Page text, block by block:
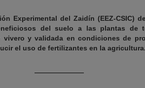
Experimental del Zaidín (EEZ-CSIC)
del suelo a las plantas de
vivero y validada en condiciones de
el uso de fertilizantes en la agricultura.